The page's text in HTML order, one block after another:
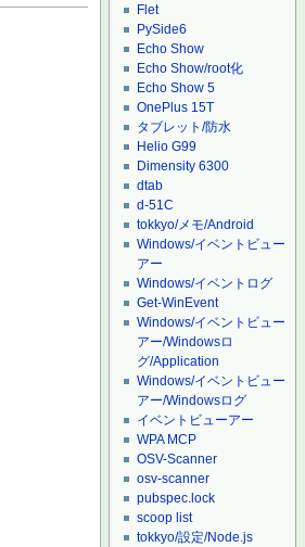
Flet
PySide6
Echo Show
Echo Show/root化
Echo Show 5
OnePlus 15T
タブレット/防水
Helio G99
Dimensity 6300
dtab
d-51C
tokkyo/メモ/Android
Windows/イベントビュー
アー
Windows/イベントログ
Get-WinEvent
Windows/イベントビュー
アー/Windowsロ
グ/Application
Windows/イベントビュー
アー/Windowsログ
イベントビューアー
WPA MCP
OSV-Scanner
osv-scanner
pubspec.lock
scoop list
tokkyo/設定/Node.js